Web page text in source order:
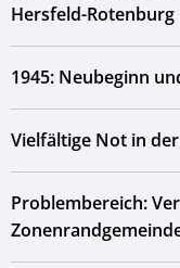
Hersfeld-Rotenburg
1945: Neubeginn
Vielfältige Not in
Problembereich: